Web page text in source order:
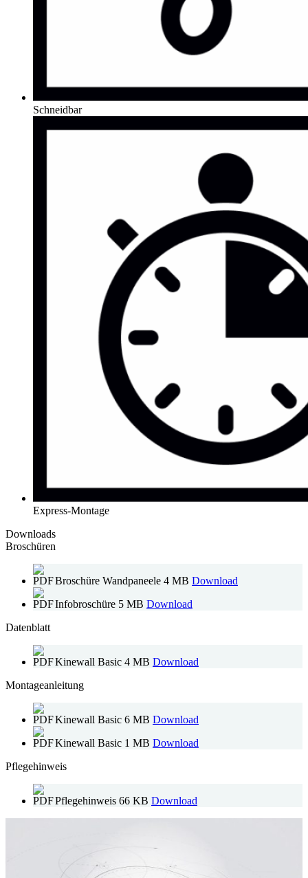
Schneidbar
Express-Montage
Downloads
Broschüren
Broschüre Wandpaneele 4 MB Download
Infobroschüre 5 MB Download
Datenblatt
Kinewall Basic 4 MB Download
Montageanleitung
Kinewall Basic 6 MB Download
Kinewall Basic 1 MB Download
Pflegehinweis
Pflegehinweis 66 KB Download